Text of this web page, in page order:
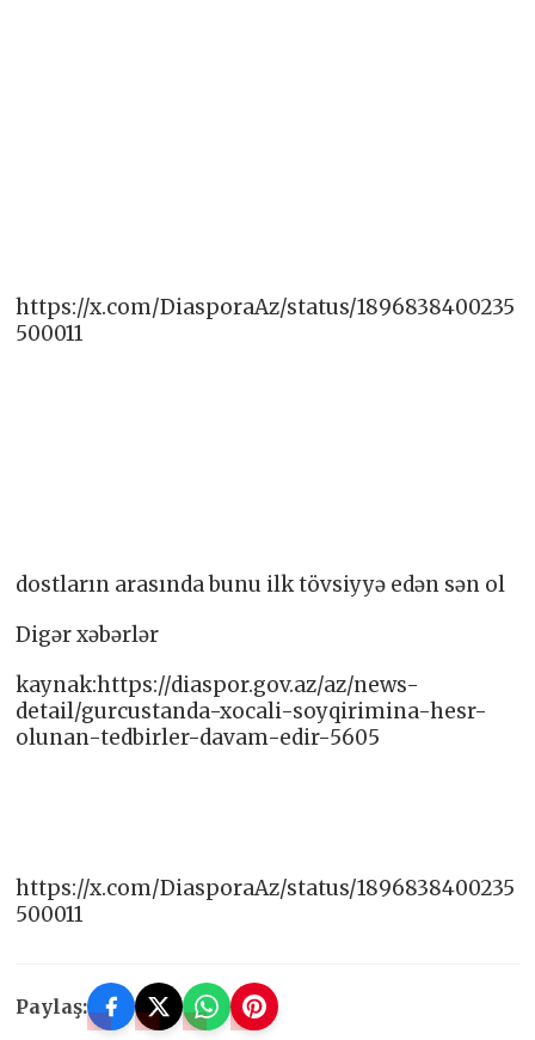
https://x.com/DiasporaAz/status/1896838400235
500011
dostların arasında bunu ilk tövsiyyə edən sən ol
Digər xəbərlər
kaynak:https://diaspor.gov.az/az/news-
detail/gurcustanda-xocali-soyqirimina-hesr-
olunan-tedbirler-davam-edir-5605
https://x.com/DiasporaAz/status/1896838400235
500011
Paylaş: